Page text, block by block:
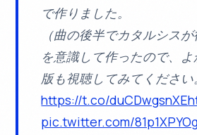
で作りました。
（曲の後半でカタルシス
を意識して作ったので、
版も視聴してみてください
https://t.co/duCDwgsnXE
pic.twitter.com/